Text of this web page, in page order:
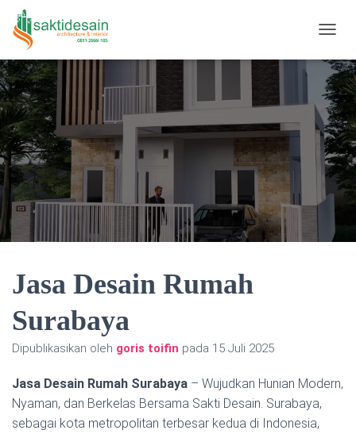
Jasa Desain Rumah
Surabaya
Dipublikasikan oleh goris toifin pada 15 Juli 2025
Jasa Desain Rumah Surabaya – Wujudkan Hunian Modern,
Nyaman, dan Berkelas Bersama Sakti Desain. Surabaya,
sebagai kota metropolitan terbesar kedua di Indonesia,